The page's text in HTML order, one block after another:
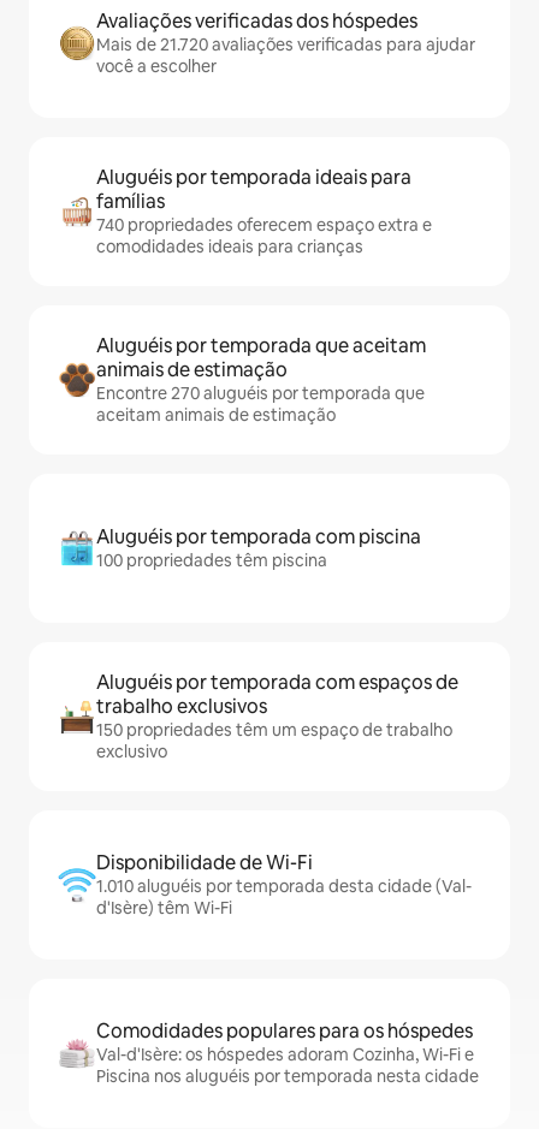
Avaliações verificadas dos hóspedes
Mais de 21.720 avaliações verificadas para ajudar
você a escolher
Aluguéis por temporada ideais para
famílias
740 propriedades oferecem espaço extra e
comodidades ideais para crianças
Aluguéis por temporada que aceitam
animais de estimação
Encontre 270 aluguéis por temporada que
aceitam animais de estimação
Aluguéis por temporada com piscina
100 propriedades têm piscina
Aluguéis por temporada com espaços de
trabalho exclusivos
150 propriedades têm um espaço de trabalho
exclusivo
Disponibilidade de Wi-Fi
1.010 aluguéis por temporada desta cidade (Val-
d'Isère) têm Wi-Fi
Comodidades populares para os hóspedes
Val-d'Isère: os hóspedes adoram Cozinha, Wi-Fi e
Piscina nos aluguéis por temporada nesta cidade